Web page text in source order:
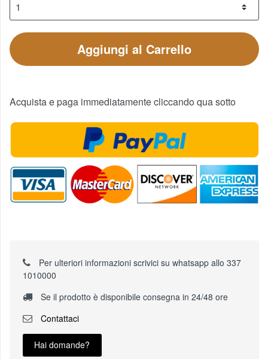
Aggiungi al Carrello
Acquista e paga immediatamente cliccando qua sotto
Per ulteriori informazioni scrivici su whatsapp allo 337
1010000
Se il prodotto è disponibile consegna in 24/48 ore
Contattaci
Hai domande?